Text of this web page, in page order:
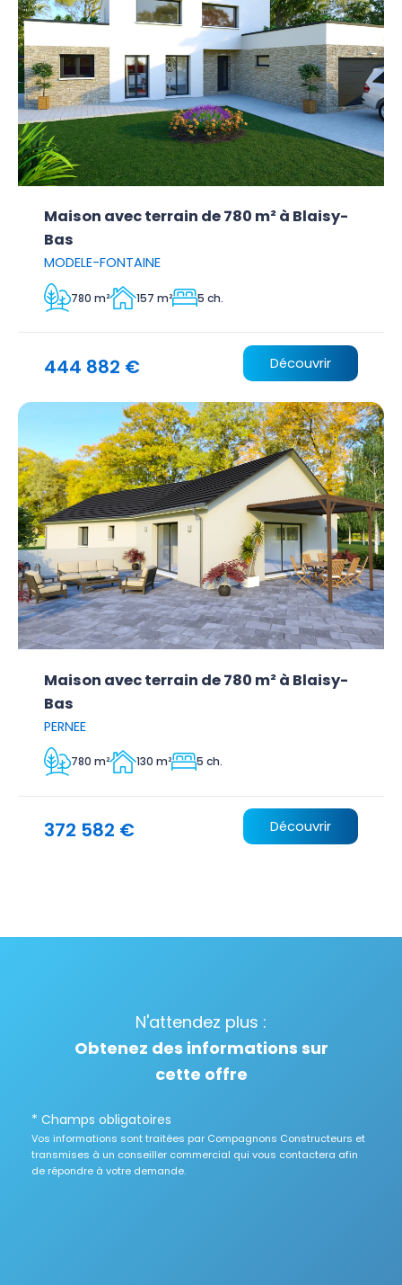
Maison avec terrain de 780 m² à Blaisy-
Bas
MODELE-FONTAINE
780 m² 157 m² 5 ch.
444 882 € Découvrir
Maison avec terrain de 780 m² à Blaisy-
Bas
PERNEE
780 m² 130 m² 5 ch.
372 582 € Découvrir
N'attendez plus :
Obtenez des informations sur
cette offre
* Champs obligatoires
Vos informations sont traitées par Compagnons Constructeurs et
transmises à un conseiller commercial qui vous contactera afin
de répondre à votre demande.